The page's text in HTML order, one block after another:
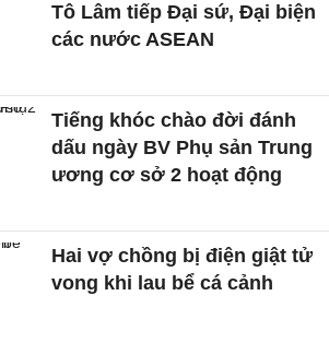
Tô Lâm tiếp Đại sứ, Đại biện
các nước ASEAN
Tiếng khóc chào đời đánh
dấu ngày BV Phụ sản Trung
ương cơ sở 2 hoạt động
Hai vợ chồng bị điện giật tử
vong khi lau bể cá cảnh